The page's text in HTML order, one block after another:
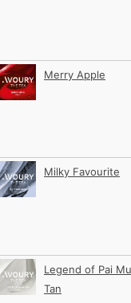
Merry Apple
Milky Favourite
Legend of Pai Mu
Tan